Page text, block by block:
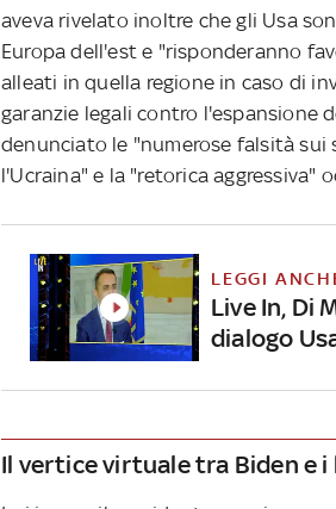
aveva rivelato inoltre che gli Usa
Europa dell'est e "risponderanno
alleati in quella regione in caso di
garanzie legali contro l'espansione
denunciato le "numerose falsità
l'Ucraina" e la "retorica aggressiva"
LEGGI
Live In, Di
dialogo
Il vertice virtuale tra Biden e i